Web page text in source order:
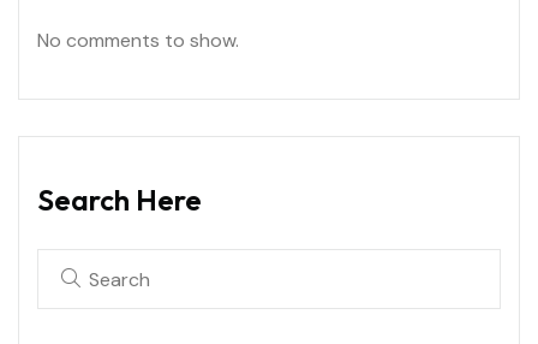
No comments to show.
Search Here